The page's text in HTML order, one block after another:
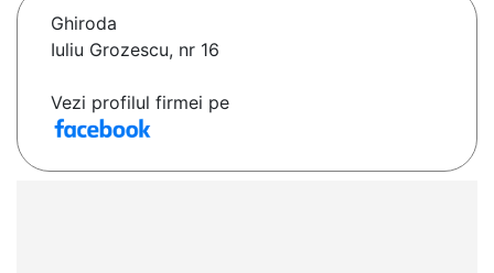
Ghiroda
Iuliu Grozescu, nr 16
Vezi profilul firmei pe